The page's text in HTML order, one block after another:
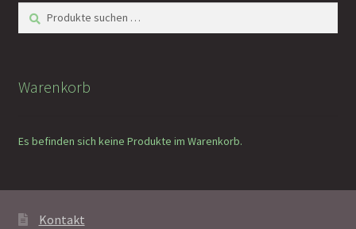
Suchen
nach:
Suchen
Warenkorb
Es befinden sich keine Produkte im Warenkorb.
Kontakt